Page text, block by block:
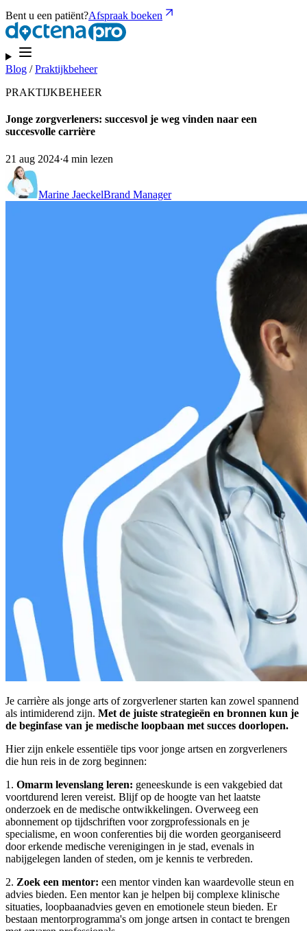
Bent u een patiënt?Afspraak boeken
Blog /Praktijkbeheer
PRAKTIJKBEHEER
Jonge zorgverleners: succesvol je weg vinden naar een
succesvolle carrière
21 aug 2024·4 min lezen
Marine JaeckelBrand Manager
Je carrière als jonge arts of zorgverlener starten kan zowel spannend
als intimiderend zijn. Met de juiste strategieën en bronnen kun je
de beginfase van je medische loopbaan met succes doorlopen.
Hier zijn enkele essentiële tips voor jonge artsen en zorgverleners
die hun reis in de zorg beginnen:
1. Omarm levenslang leren: geneeskunde is een vakgebied dat
voortdurend leren vereist. Blijf op de hoogte van het laatste
onderzoek en de medische ontwikkelingen. Overweeg een
abonnement op tijdschriften voor zorgprofessionals en je
specialisme, en woon conferenties bij die worden georganiseerd
door erkende medische verenigingen in je stad, evenals in
nabijgelegen landen of steden, om je kennis te verbreden.
2. Zoek een mentor: een mentor vinden kan waardevolle steun en
advies bieden. Een mentor kan je helpen bij complexe klinische
situaties, loopbaanadvies geven en emotionele steun bieden. Er
bestaan mentorprogramma's om jonge artsen in contact te brengen